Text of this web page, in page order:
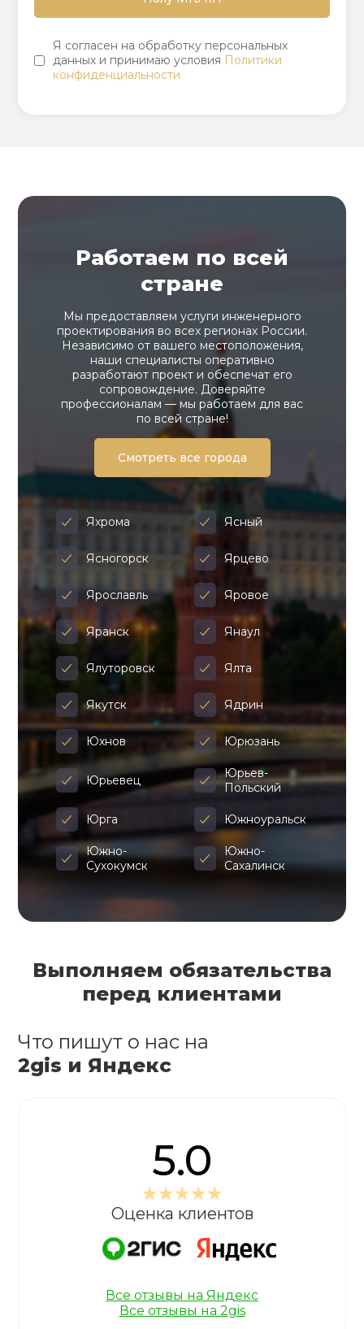
Я согласен на обработку персональных
данных и принимаю условия Политики
конфиденциальности
Работаем по всей
стране
Мы предоставляем услуги инженерного
проектирования во всех регионах России.
Независимо от вашего местоположения,
наши специалисты оперативно
разработают проект и обеспечат его
сопровождение. Доверяйте
профессионалам — мы работаем для вас
по всей стране!
Смотреть все города
Яхрома Ясный
Ясногорск Ярцево
Ярославль Яровое
Яранск Янаул
Ялуторовск Ялта
Якутск Ядрин
Юхнов Юрюзань
Юрьевец
Юрьев-
Польский
Юрга Южноуральск
Южно-
Сухокумск
Южно-
Сахалинск
Выполняем обязательства
перед клиентами
Что пишут о нас на
2gis и Яндекс
5.0
Оценка клиентов
Все отзывы на Яндекс
Все отзывы на 2gis